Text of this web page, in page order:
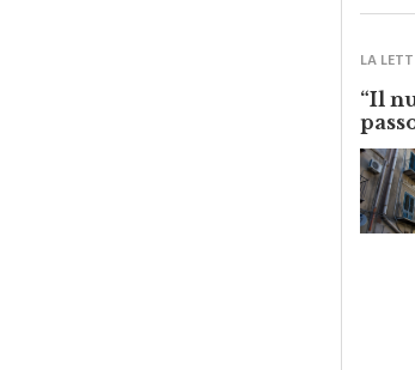
“Il